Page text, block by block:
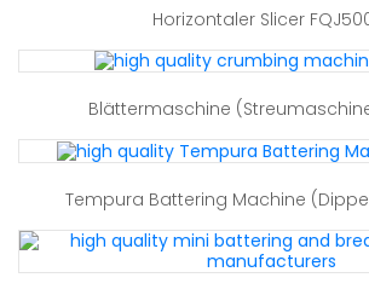
Horizontaler Slicer
Blättermaschine
Tempura Battering Machine